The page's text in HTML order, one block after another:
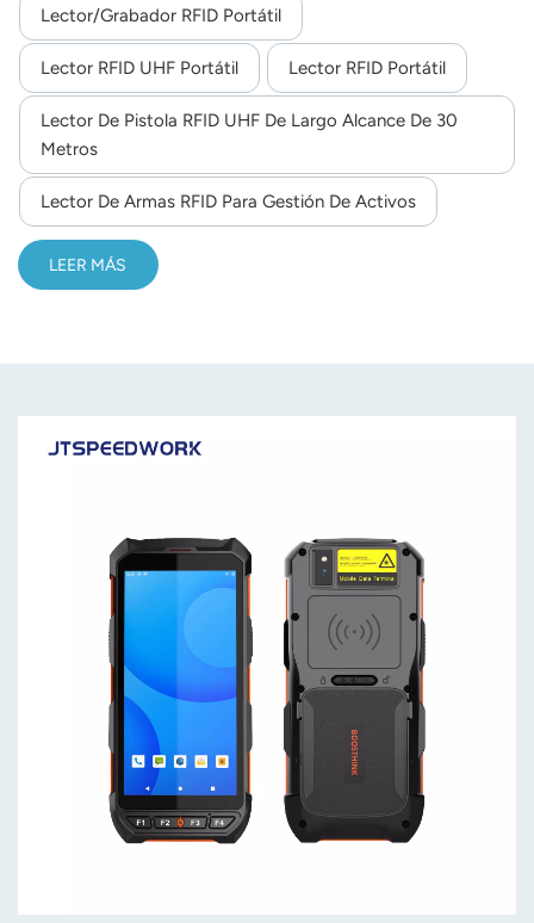
Tiếng Việt
Indonesia
norsk
magyar
certificación IP65, resistente al polvo y al agua, se adapta a
entornos industriales complejos. La batería de gran
capacidad de 9000 mAh garantiza una larga duración.
Integra escaneo de códigos de barras 2D y funciones NFC,
con soporte completo para comunicación en red, lo que lo
hace ideal para la gestión de inventario, logística y
seguimiento de activos en almacenes.
Lector/grabador RFID Portátil
Lector RFID UHF Portátil Lector RFID Portátil
Lector De Pistola RFID UHF De Largo Alcance De 30
Metros
Lector De Armas RFID Para Gestión De Activos
LEER MÁS